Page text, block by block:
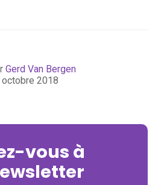
Gerd Van Bergen
2018
vous à